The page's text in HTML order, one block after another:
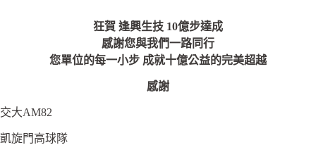
狂賀 逢興生技 10億步達成
感謝您與我們一路同行
您單位的每一小步 成就十億公益的完美超越
感謝
交大AM82
凱旋門高球隊